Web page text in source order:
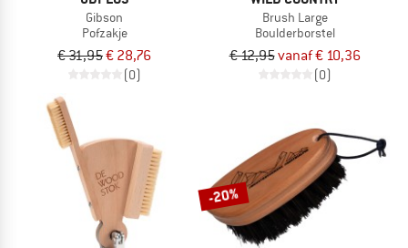
Gibson
Pofzakje
€ 31,95€ 28,76
(0)
Brush Large
Boulderborstel
€ 12,95vanaf € 10,36
(0)
-20%